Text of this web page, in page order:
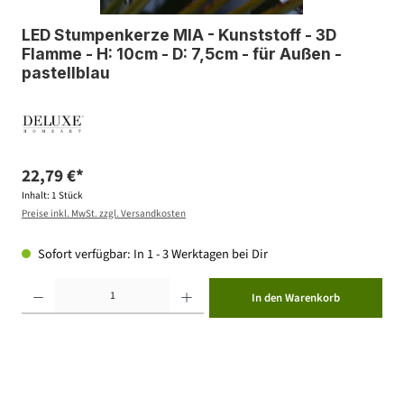
LED Stumpenkerze MIA - Kunststoff - 3D
Flamme - H: 10cm - D: 7,5cm - für Außen -
pastellblau
22,79 €*
Inhalt: 1 Stück
Preise inkl. MwSt. zzgl. Versandkosten
Sofort verfügbar: In 1 - 3 Werktagen bei Dir
In den Warenkorb